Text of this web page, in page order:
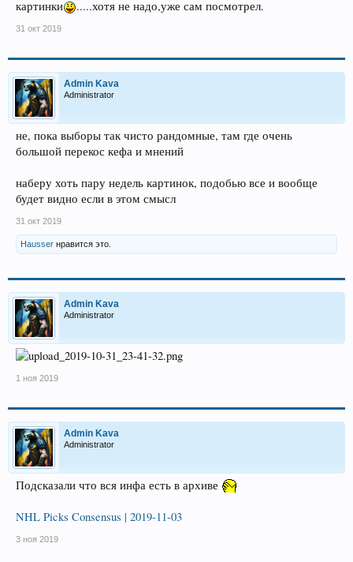
картинки
.....хотя не надо,уже сам посмотрел.
31 окт 2019
Admin Kava
Administrator
не, пока выборы так чисто рандомные, там где очень
большой перекос кефа и мнений
наберу хоть пару недель картинок, подобью все и вообще
будет видно если в этом смысл
31 окт 2019
Hausser нравится это.
Admin Kava
Administrator
1 ноя 2019
Admin Kava
Administrator
Подсказали что вся инфа есть в архиве
NHL Picks Consensus | 2019-11-03
3 ноя 2019